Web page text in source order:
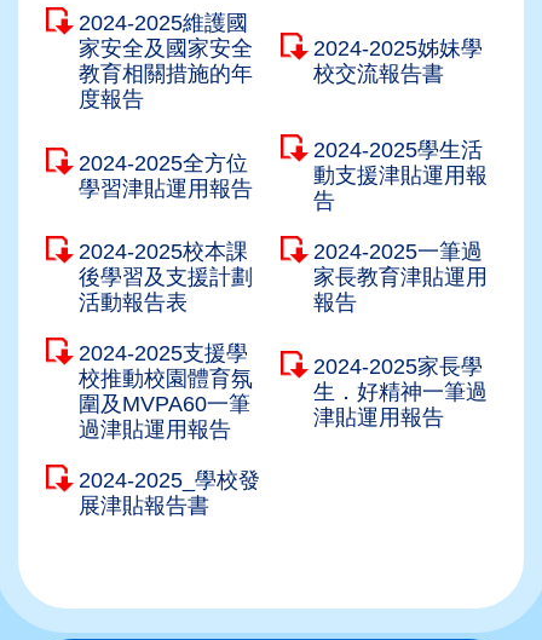
2024-2025維護國
家安全及國家安全
教育相關措施的年
度報告
2024-2025姊妹學
校交流報告書
2024-2025全方位
學習津貼運用報告
2024-2025學生活
動支援津貼運用報
告
2024-2025校本課
後學習及支援計劃
活動報告表
2024-2025一筆過
家長教育津貼運用
報告
2024-2025支援學
校推動校園體育氛
圍及MVPA60一筆
過津貼運用報告
2024-2025家長學
生．好精神一筆過
津貼運用報告
2024-2025_學校發
展津貼報告書